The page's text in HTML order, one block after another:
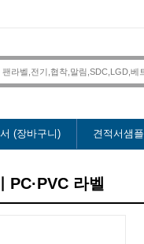
(장바구니) 견적서샘플
PC·PVC 라벨